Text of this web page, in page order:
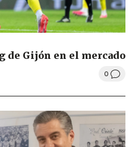
Gijón en el mercado
0